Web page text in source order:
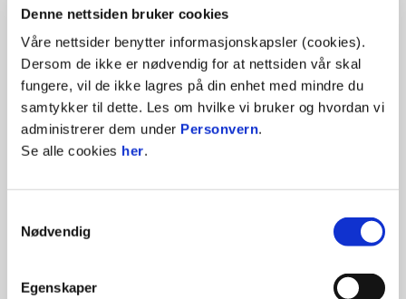
Denne nettsiden bruker cookies
Våre nettsider benytter informasjonskapsler (cookies).
Dersom de ikke er nødvendig for at nettsiden vår skal
fungere, vil de ikke lagres på din enhet med mindre du
samtykker til dette. Les om hvilke vi bruker og hvordan vi
administrerer dem under Personvern.
Se alle cookies her.
Nødvendig
Egenskaper
Adresseavisen er Midt-Norges største mediehus. Vi holder deg
Rosenborgs ivrigste supportere holder til på øvre Adressa-
tribune.
Dagligvarekjeden pryder ryggen på spillerdrakta, og har også